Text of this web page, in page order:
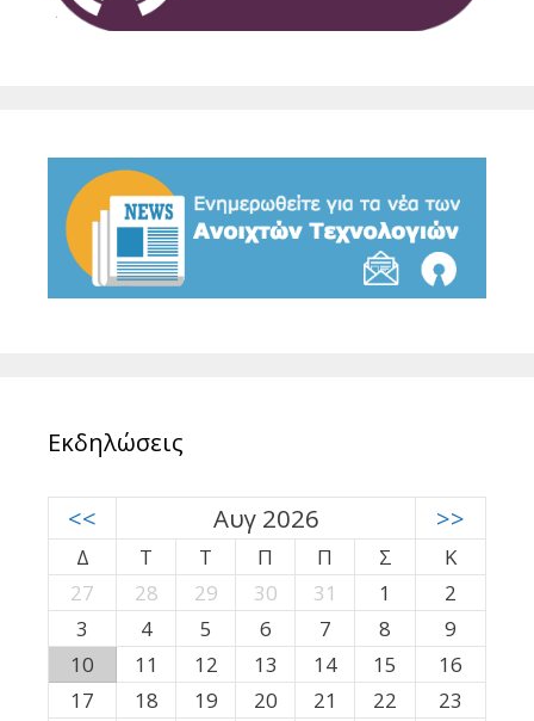
Εκδηλώσεις
<< Αυγ 2026 >>
Δ Τ Τ Π Π Σ
Κ
27
28 29 30 31 1
2
3
4 5 6 7 8
9
10
11 12 13 14 15
16
17
18 19 20 21 22
23